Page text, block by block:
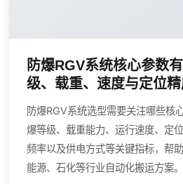
防爆RGV系统核心参数
级、载重、速度与定位
防爆RGV系统选型需要关注哪些核
爆等级、载重能力、运行速度、定
频率以及供电方式等关键指标，帮
能源、石化等行业自动化搬运方案。